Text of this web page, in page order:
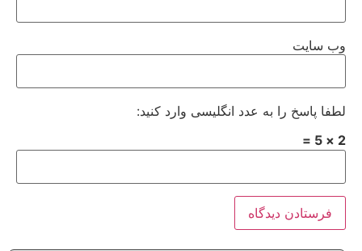
وب‌ سایت
لطفا پاسخ را به عدد انگلیسی وارد کنید:
2 × 5 =